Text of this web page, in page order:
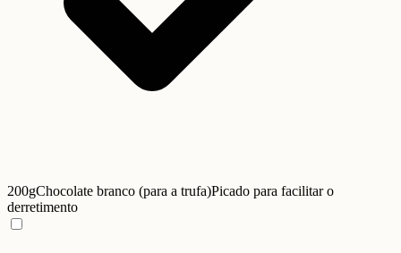
200gChocolate branco (para a trufa)Picado para facilitar o
derretimento